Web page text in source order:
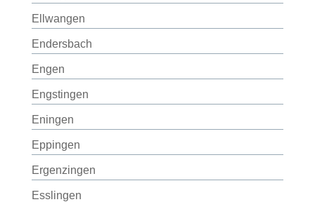
Ellwangen
Endersbach
Engen
Engstingen
Eningen
Eppingen
Ergenzingen
Esslingen